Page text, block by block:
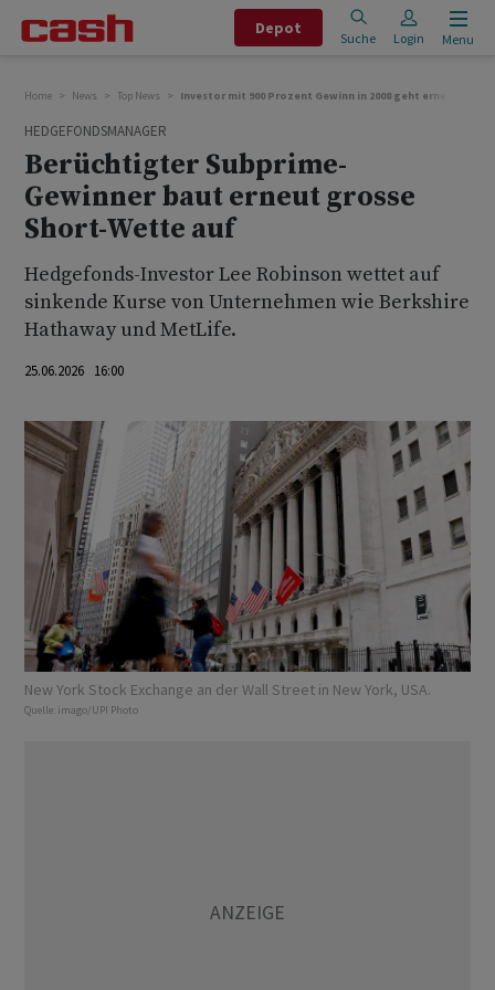
Depot
Suche Login Menu
Home News Top News Investor mit 900 Prozent Gewinn in 2008 geht erneut eine
HEDGEFONDSMANAGER
Berüchtigter Subprime-
Gewinner baut erneut grosse
Short-Wette auf
Hedgefonds-Investor Lee Robinson wettet auf
sinkende Kurse von Unternehmen wie Berkshire
Hathaway und MetLife.
25.06.2026 16:00
New York Stock Exchange an der Wall Street in New York, USA.
Quelle: imago/UPI Photo